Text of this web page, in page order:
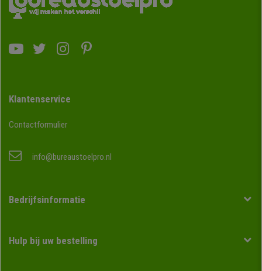
Klantenservice
Contactformulier
info@bureaustoelpro.nl
Bedrijfsinformatie
Hulp bij uw bestelling